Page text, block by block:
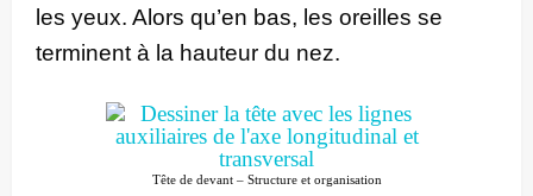
les yeux. Alors qu’en bas, les oreilles se
terminent à la hauteur du nez.
Tête de devant – Structure et organisation